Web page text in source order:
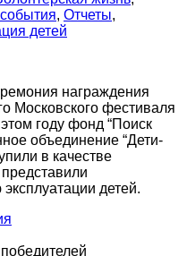
, Отчеты,
детей
награждения
Московского фестиваля
году фонд “Поиск
объединение “Дети-
в качестве
детей.